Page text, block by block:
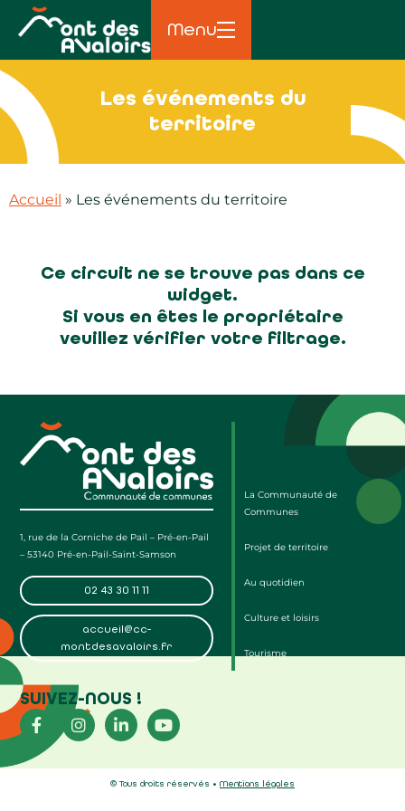
principal
Menu
Les événements du
territoire
Accueil » Les événements du territoire
Ce circuit ne se trouve pas dans ce
widget.
Si vous en êtes le propriétaire
veuillez vérifier votre filtrage.
1, rue de la Corniche de Pail – Pré-en-Pail
– 53140 Pré-en-Pail-Saint-Samson
02 43 30 11 11
accueil@cc-
montdesavaloirs.fr
La Communauté de
Communes
Projet de territoire
Au quotidien
Culture et loisirs
Tourisme
SUIVEZ-NOUS !
© Tous droits réservés • Mentions légales